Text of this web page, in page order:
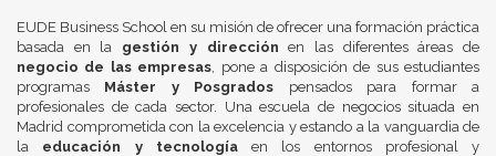
EUDE Business School en su misión de ofrecer una formación práctica
basada en la gestión y dirección en las diferentes áreas de
negocio de las empresas , pone a disposición de sus estudiantes
programas Máster y Posgrados pensados para formar a
profesionales de cada sector. Una escuela de negocios situada en
Madrid comprometida con la excelencia y estando a la vanguardia de
la educación y tecnologíaen los entornos profesional y